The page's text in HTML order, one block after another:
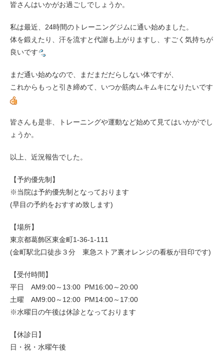
皆さんはいかがお過ごしでしょうか。
私は最近、24時間のトレーニングジムに通い始めました。
体を鍛えたり、汗を流すと代謝も上がりますし、すごく気持ちが
良いです
まだ通い始めなので、まだまだだらしない体ですが、
これからもっと引き締めて、いつか筋肉ムキムキになりたいです
皆さんも是非、トレーニングや運動など始めて見てはいかがでし
ょうか。
以上、近況報告でした。
【予約優先制】
※当院は予約優先制となっております
(早目の予約をおすすめ致します)
【場所】
東京都葛飾区東金町1-36-1-111
(金町駅北口徒歩３分 東急ストア裏オレンジの看板が目印です)
【受付時間】
平日 AM9:00～13:00 PM16:00～20:00
土曜 AM9:00～12:00 PM14:00～17:00
※水曜日の午後は休診となっております
【休診日】
日・祝・水曜午後